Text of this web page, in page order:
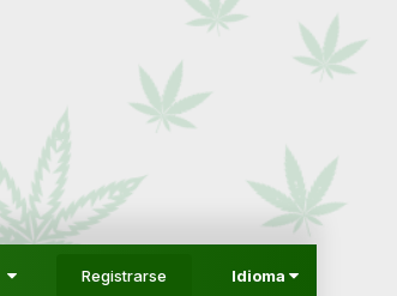
Registrarse Idioma